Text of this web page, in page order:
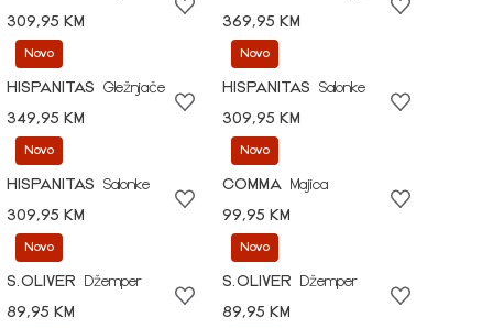
309,95 KM
369,95 KM
Novo
HISPANITAS
Gležnjače
349,95 KM
Novo
HISPANITAS
Salonke
309,95 KM
Novo
HISPANITAS
Salonke
309,95 KM
Novo
COMMA
Majica
99,95 KM
Novo
S.OLIVER
Džemper
89,95 KM
Novo
S.OLIVER
Džemper
89,95 KM